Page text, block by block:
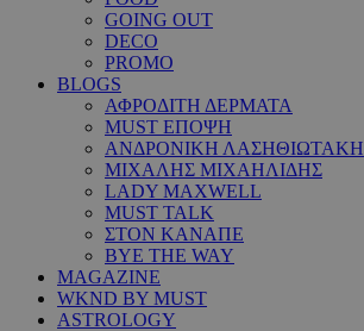
GOING OUT
DECO
PROMO
BLOGS
ΑΦΡΟΔΙΤΗ ΔΕΡΜΑΤΑ
MUST ΕΠΟΨΗ
ΑΝΔΡΟΝΙΚΗ ΛΑΣΗΘΙΩΤΑΚΗ
ΜΙΧΑΛΗΣ ΜΙΧΑΗΛΙΔΗΣ
LADY MAXWELL
MUST TALK
ΣΤΟΝ ΚΑΝΑΠΕ
BYE THE WAY
MAGAZINE
WKND BY MUST
ASTROLOGY